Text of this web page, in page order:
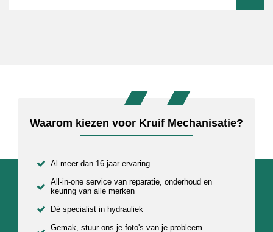
Waarom kiezen voor Kruif Mechanisatie?
Al meer dan 16 jaar ervaring
All-in-one service van reparatie, onderhoud en
keuring van alle merken
Dé specialist in hydrauliek
Gemak, stuur ons je foto's van je probleem